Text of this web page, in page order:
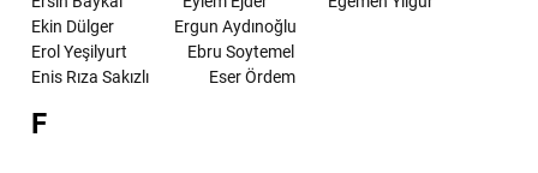
Ekin Dülger
Ergun Aydınoğlu
Erol Yeşilyurt
Ebru Soytemel
Enis Rıza Sakızlı
Eser Ördem
F